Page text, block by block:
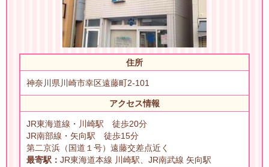
住所
神奈川県川崎市幸区遠藤町2-101
アクセス情報
JR東海道線・川崎駅 徒歩20分
JR南部線・矢向駅 徒歩15分
第二京浜（国道１号）遠藤交差点近く
最寄駅： JR東海道本線 川崎駅、JR南武線 矢向駅